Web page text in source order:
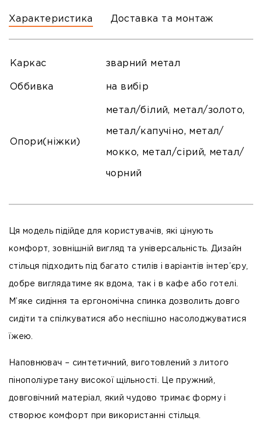
Характеристика Доставка та монтаж
Каркас зварний метал
Оббивка на вибір
Опори(ніжки)
метал/білий, метал/золото,
метал/капучіно, метал/
мокко, метал/сірий, метал/
чорний
Ця модель підійде для користувачів, які цінують
комфорт, зовнішній вигляд та універсальність. Дизайн
стільця підходить під багато стилів і варіантів інтер’єру,
добре виглядатиме як вдома, так і в кафе або готелі.
М’яке сидіння та ергономічна спинка дозволить довго
сидіти та спілкуватися або неспішно насолоджуватися
їжею.
Наповнювач – синтетичний, виготовлений з литого
пінополіуретану високої щільності. Це пружний,
довговічний матеріал, який чудово тримає форму і
створює комфорт при використанні стільця.